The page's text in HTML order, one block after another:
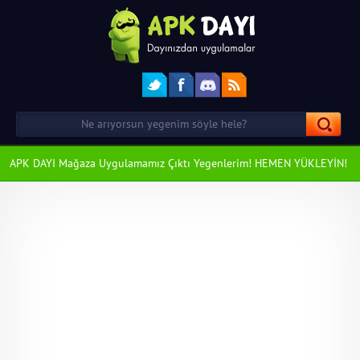
APK DAYI Mağaza Uygulamamız Çıktı Yegenlerim! HEMEN YÜKLEYİN!